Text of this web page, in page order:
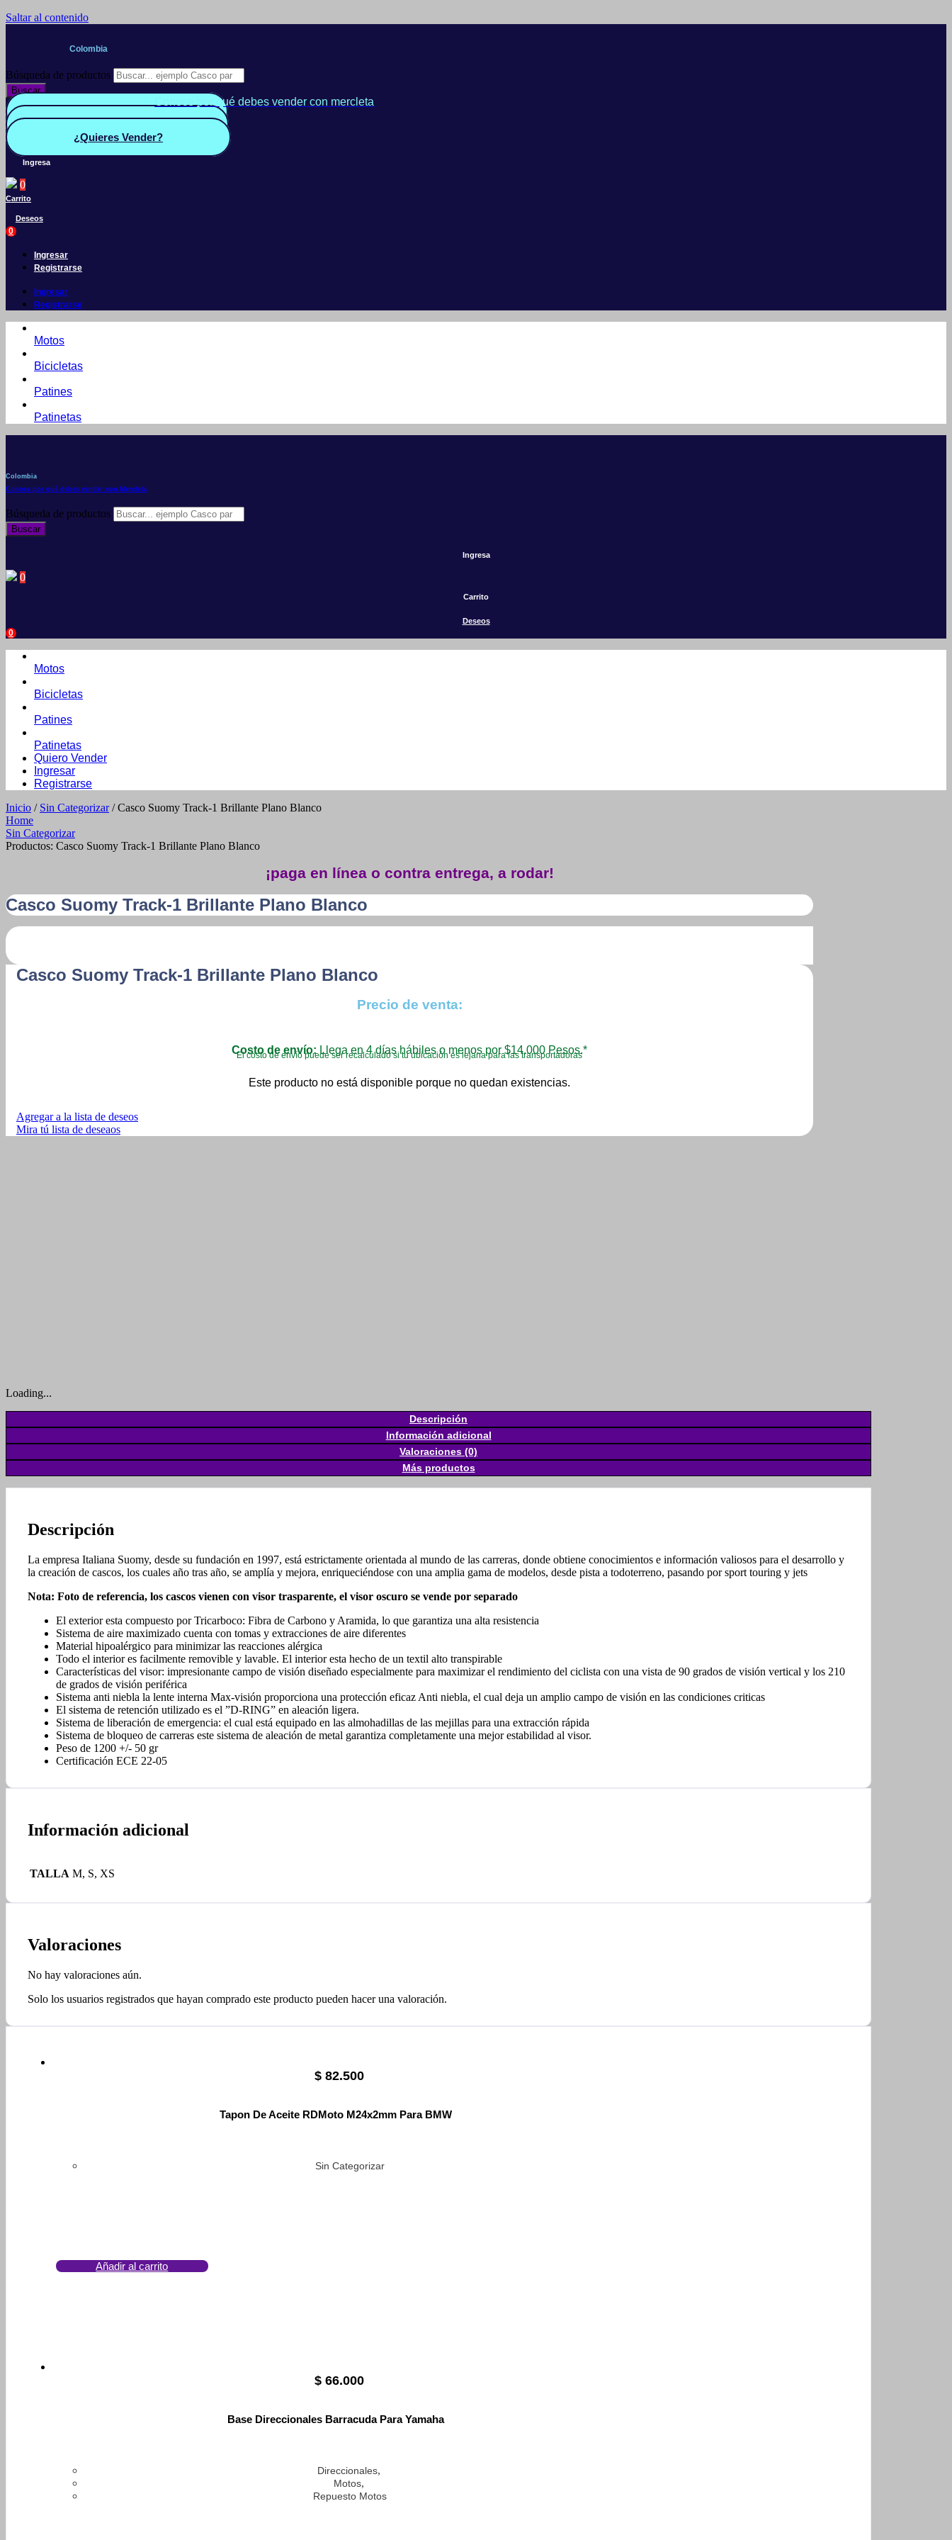
Saltar al contenido
Colombia
Búsqueda de productos
Buscar
Conoce por qué debes vender con mercleta
¿Quieres Vender?
Ingresa
0
Carrito
Deseos
0
Ingresar
Registrarse
Ingresar
Registrarse
Motos
Bicicletas
Patines
Patinetas
Colombia
Conoce por qué debes vender con Mercleta
Búsqueda de productos
Buscar
Ingresa
0
Carrito
Deseos
0
Motos
Bicicletas
Patines
Patinetas
Quiero Vender
Ingresar
Registrarse
Inicio / Sin Categorizar/ Casco Suomy Track-1 Brillante Plano Blanco
Home
Sin Categorizar
Productos: Casco Suomy Track-1 Brillante Plano Blanco
¡paga en línea o contra entrega, a rodar!
Casco Suomy Track-1 Brillante Plano Blanco
Casco Suomy Track-1 Brillante Plano Blanco
Precio de venta:
Costo de envío: Llega en 4 días hábiles o menos por $14.000 Pesos.*
El costo de envío puede ser recalculado si tu ubicación es lejana para las transportadoras
Este producto no está disponible porque no quedan existencias.
Agregar a la lista de deseos
Mira tú lista de deseaos
Loading...
Descripción
Información adicional
Valoraciones (0)
Más productos
Descripción
La empresa Italiana Suomy, desde su fundación en 1997, está estrictamente orientada al mundo de las carreras, donde obtiene conocimientos e información valiosos para el desarrollo y
la creación de cascos, los cuales año tras año, se amplía y mejora, enriqueciéndose con una amplia gama de modelos, desde pista a todoterreno, pasando por sport touring y jets
Nota: Foto de referencia, los cascos vienen con visor trasparente, el visor oscuro se vende por separado
El exterior esta compuesto por Tricarboco: Fibra de Carbono y Aramida, lo que garantiza una alta resistencia
Sistema de aire maximizado cuenta con tomas y extracciones de aire diferentes
Material hipoalérgico para minimizar las reacciones alérgica
Todo el interior es facilmente removible y lavable. El interior esta hecho de un textil alto transpirable
Características del visor: impresionante campo de visión diseñado especialmente para maximizar el rendimiento del ciclista con una vista de 90 grados de visión vertical y los 210
de grados de visión periférica
Sistema anti niebla la lente interna Max-visión proporciona una protección eficaz Anti niebla, el cual deja un amplio campo de visión en las condiciones criticas
El sistema de retención utilizado es el ”D-RING” en aleación ligera.
Sistema de liberación de emergencia: el cual está equipado en las almohadillas de las mejillas para una extracción rápida
Sistema de bloqueo de carreras este sistema de aleación de metal garantiza completamente una mejor estabilidad al visor.
Peso de 1200 +/- 50 gr
Certificación ECE 22-05
Información adicional
TALLA M, S, XS
Valoraciones
No hay valoraciones aún.
Solo los usuarios registrados que hayan comprado este producto pueden hacer una valoración.
$ 82.500
Tapon De Aceite RDMoto M24x2mm Para BMW
Sin Categorizar
Añadir al carrito
$ 66.000
Base Direccionales Barracuda Para Yamaha
Direccionales,
Motos,
Repuesto Motos